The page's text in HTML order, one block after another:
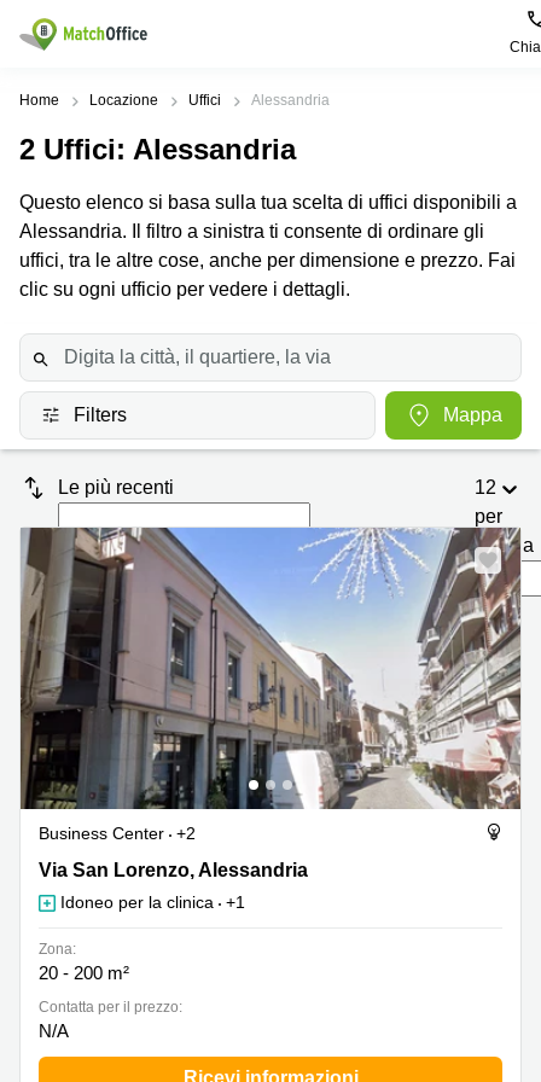
Dare in locazione e affittare
Tipologie di
commerciali
Ufficio
Business
Coworking
Sala
Riunioni
Virtuale
Zone
Genova
Milano
Palermo
Bari
Torino
Firenze
Brescia
Pescara
Verona
Catania
Bologna
Bergamo
Como
Ricerche
Coworking
Lazio
Coworking
Uffici
in
Vicenza
Palermo
Uffici
in
affitto a
Pescara
Coworking
Lombardy
Business
center
Toscana
Business
center
Milano
Business
Roma
Coworking
Campania
Coworking
Cagliari
Aiuto
Chi Siamo
Metti in elenco il tuo ufficio
Prezzo
Accesso
Home Locazione Uffici Alessandria
2 Uffici: Alessandria
Questo elenco si basa sulla tua scelta di uffici disponibili a
Alessandria. Il filtro a sinistra ti consente di ordinare gli
uffici, tra le altre cose, anche per dimensione e prezzo. Fai
clic su ogni ufficio per vedere i dettagli.
Filters Mappa
Le più recenti
12
per
pagina
Business Center
+2
Via San Lorenzo 99, Alessandria
Via San Lorenzo, Alessandria
Idoneo per la clinica +1
Zona:
20 - 200 m²
Сontatta per il prezzo:
N/A
Ricevi informazioni